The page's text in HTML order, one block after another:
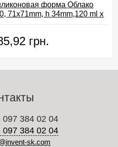
форма Облако
71x71mm, h 34mm,120 ml x
грн.
097 384 02 04
097 384 02 04
sk.com